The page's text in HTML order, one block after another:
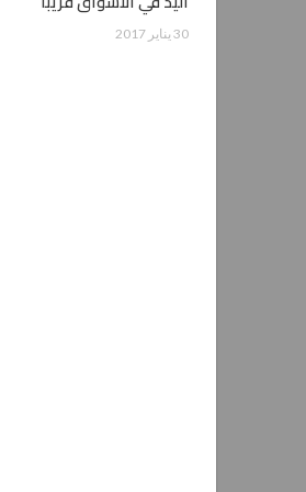
30 يناير 2017